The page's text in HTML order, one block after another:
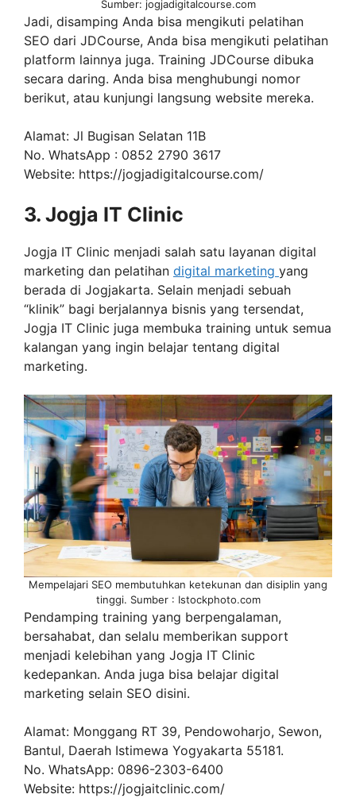
Sumber: jogjadigitalcourse.com
Jadi, disamping Anda bisa mengikuti pelatihan
SEO dari JDCourse, Anda bisa mengikuti pelatihan
platform lainnya juga. Training JDCourse dibuka
secara daring. Anda bisa menghubungi nomor
berikut, atau kunjungi langsung website mereka.
Alamat: Jl Bugisan Selatan 11B
No. WhatsApp : 0852 2790 3617
Website: https://jogjadigitalcourse.com/
3. Jogja IT Clinic
Jogja IT Clinic menjadi salah satu layanan digital
marketing dan pelatihan digital marketing yang
berada di Jogjakarta. Selain menjadi sebuah
“klinik” bagi berjalannya bisnis yang tersendat,
Jogja IT Clinic juga membuka training untuk semua
kalangan yang ingin belajar tentang digital
marketing.
Mempelajari SEO membutuhkan ketekunan dan disiplin yang
tinggi. Sumber : Istockphoto.com
Pendamping training yang berpengalaman,
bersahabat, dan selalu memberikan support
menjadi kelebihan yang Jogja IT Clinic
kedepankan. Anda juga bisa belajar digital
marketing selain SEO disini.
Alamat: Monggang RT 39, Pendowoharjo, Sewon,
Bantul, Daerah Istimewa Yogyakarta 55181.
No. WhatsApp: 0896-2303-6400
Website: https://jogjaitclinic.com/